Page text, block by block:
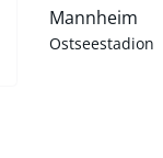
Mannheim
Ostseestadion